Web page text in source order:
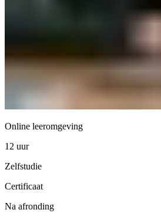
Online leeromgeving
12 uur
Zelfstudie
Certificaat
Na afronding